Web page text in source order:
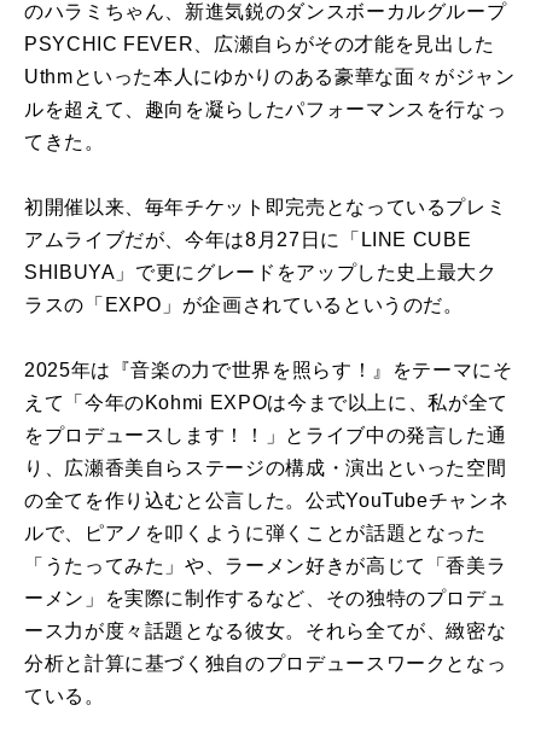
のハラミちゃん、新進気鋭のダンスボーカルグループ
PSYCHIC FEVER、広瀬自らがその才能を見出した
Uthmといった本人にゆかりのある豪華な面々がジャン
ルを超えて、趣向を凝らしたパフォーマンスを行なっ
てきた。
初開催以来、毎年チケット即完売となっているプレミ
アムライブだが、今年は8月27日に「LINE CUBE
SHIBUYA」で更にグレードをアップした史上最大ク
ラスの「EXPO」が企画されているというのだ。
2025年は『音楽の力で世界を照らす！』をテーマにそ
えて「今年のKohmi EXPOは今まで以上に、私が全て
をプロデュースします！！」とライブ中の発言した通
り、広瀬香美自らステージの構成・演出といった空間
の全てを作り込むと公言した。公式YouTubeチャンネ
ルで、ピアノを叩くように弾くことが話題となった
「うたってみた」や、ラーメン好きが高じて「香美ラ
ーメン」を実際に制作するなど、その独特のプロデュ
ース力が度々話題となる彼女。それら全てが、緻密な
分析と計算に基づく独自のプロデュースワークとなっ
ている。